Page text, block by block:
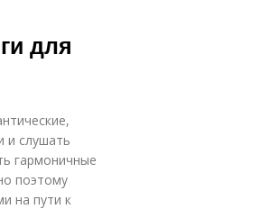
для
и слушать
гармоничные
поэтому
на пути к